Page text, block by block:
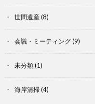
世間遺産 (8)
会議・ミーティング(9)
未分類(1)
海岸清掃(4)